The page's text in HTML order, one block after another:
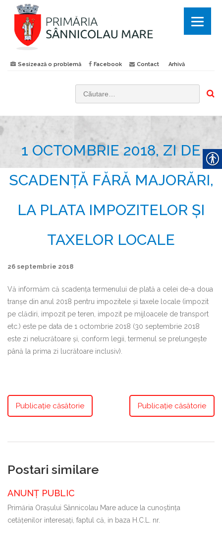
Sesizează o problemă Facebook Contact Arhivă
u
p
1 OCTOMBRIE 2018, ZI DE
SCADENȚĂ FĂRĂ MAJORĂRI,
LA PLATA IMPOZITELOR ȘI
TAXELOR LOCALE
26 septembrie 2018
Vă informăm că scadenţa termenului de plată a celei de-a doua
tranşe din anul 2018 pentru impozitele şi taxele locale (impozit
pe clădiri, impozit pe teren, impozit pe mijloacele de transport
etc.) este pe data de 1 octombrie 2018 (30 septembrie 2018
este zi nelucrătoare şi, conform legii, termenul se prelungeşte
până la prima zi lucrătoare inclusiv).
Publicaţie căsătorie Publicaţie căsătorie
Postari similare
ANUNȚ PUBLIC
Primăria Oraşului Sânnicolau Mare aduce la cunoştinţa
cetăţenilor interesaţi, faptul că, in baza H.C.L. nr.